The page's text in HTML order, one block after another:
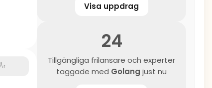
Visa uppdrag
24
Tillgängliga frilansare och experter
taggade med Golang just nu